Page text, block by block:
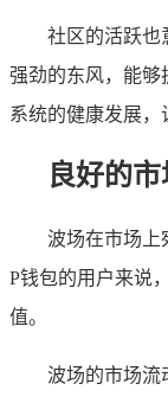
社区的活跃也
强劲的东风，能够
系统的健康发展，
良好的
波场在市场上
P钱包的用户来说
值。
波场的市场流